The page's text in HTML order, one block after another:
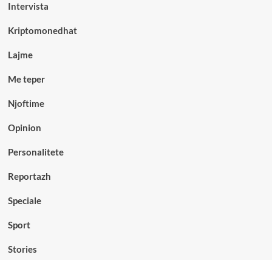
Intervista
Kriptomonedhat
Lajme
Me teper
Njoftime
Opinion
Personalitete
Reportazh
Speciale
Sport
Stories